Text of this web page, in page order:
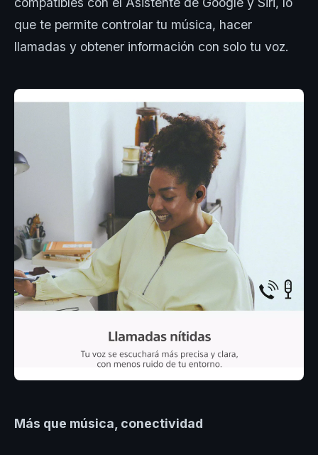
que te permite controlar tu música, hacer
llamadas y obtener información con solo tu voz.
Más que música, conectividad